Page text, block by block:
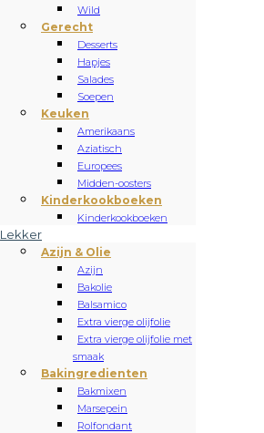
Wild
Gerecht
Desserts
Hapjes
Salades
Soepen
Keuken
Amerikaans
Aziatisch
Europees
Midden-oosters
Kinderkookboeken
Kinderkookboeken
Lekker
Azijn & Olie
Azijn
Bakolie
Balsamico
Extra vierge olijfolie
Extra vierge olijfolie met
smaak
Bakingredienten
Bakmixen
Marsepein
Rolfondant